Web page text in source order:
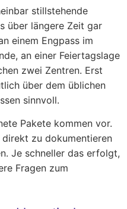
stillstehende
über längere Zeit gar
einem Engpass im
an einer Feiertagslage
zwei Zentren. Erst
über dem üblichen
sinnvoll.
Pakete kommen vor.
zu dokumentieren
Je schneller das erfolgt,
Fragen zum